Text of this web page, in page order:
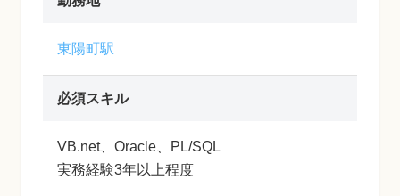
東陽町駅
必須スキル
VB.net、Oracle、PL/SQL
実務経験3年以上程度